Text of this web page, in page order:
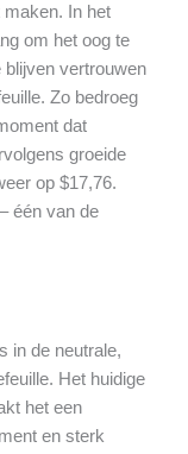
In het
om het oog te
blijven vertrouwen
Zo bedroeg
dat
groeide
op $17,76.
één van de
in de neutrale,
Het huidige
het een
en sterk